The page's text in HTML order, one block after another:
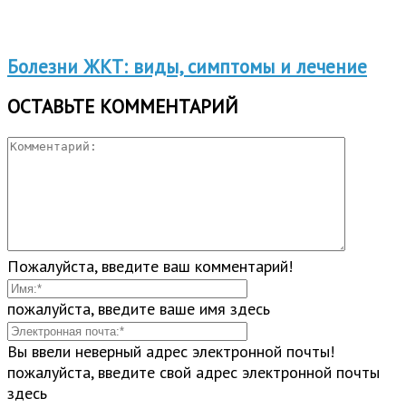
Болезни ЖКТ: виды, симптомы и лечение
ОСТАВЬТЕ КОММЕНТАРИЙ
Пожалуйста, введите ваш комментарий!
пожалуйста, введите ваше имя здесь
Вы ввели неверный адрес электронной почты!
пожалуйста, введите свой адрес электронной почты
здесь